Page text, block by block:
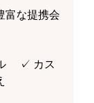
富な提携会
✓ カス